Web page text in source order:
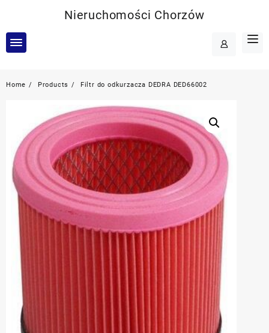
content
Nieruchomości Chorzów
Home Products Filtr do odkurzacza DEDRA DED66002